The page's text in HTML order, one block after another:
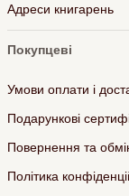
Адреси книгарень
Покупцеві
Умови оплати і
Подарункові
Повернення та
Політика